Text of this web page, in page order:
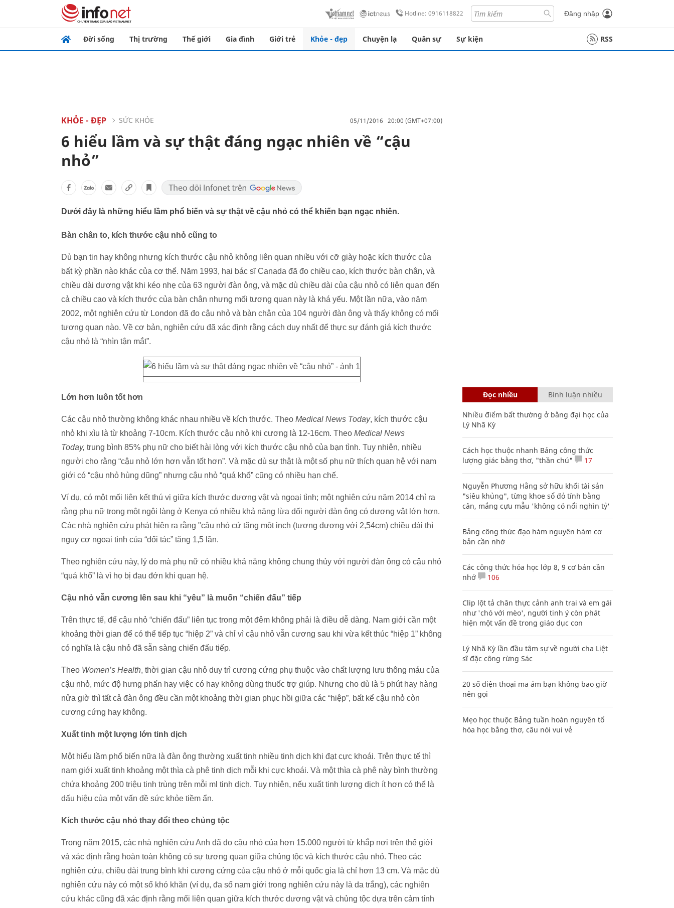
Hotline: 0916118822 Đăng nhập
Đời sống Thị trường Thế giới Gia đình Giới trẻ Khỏe - đẹp Chuyện lạ Quân sự Sự kiện RSS
KHỎE - ĐẸP SỨC KHỎE 05/11/2016 20:00 (GMT+07:00)
6 hiểu lầm và sự thật đáng ngạc nhiên về “cậu
nhỏ”
Dưới đây là những hiểu lầm phổ biến và sự thật về cậu nhỏ có thể khiến bạn ngạc nhiên.
Bàn chân to, kích thước cậu nhỏ cũng to
Dù bạn tin hay không nhưng kích thước cậu nhỏ không liên quan nhiều với cỡ giày hoặc kích thước của
bất kỳ phần nào khác của cơ thể. Năm 1993, hai bác sĩ Canada đã đo chiều cao, kích thước bàn chân, và
chiều dài dương vật khi kéo nhẹ của 63 người đàn ông, và mặc dù chiều dài của cậu nhỏ có liên quan đến
cả chiều cao và kích thước của bàn chân nhưng mối tương quan này là khá yếu. Một lần nữa, vào năm
2002, một nghiên cứu từ London đã đo cậu nhỏ và bàn chân của 104 người đàn ông và thấy không có mối
tương quan nào. Về cơ bản, nghiên cứu đã xác định rằng cách duy nhất để thực sự đánh giá kích thước
cậu nhỏ là “nhìn tận mắt”.
Lớn hơn luôn tốt hơn
Các cậu nhỏ thường không khác nhau nhiều về kích thước. Theo Medical News Today, kích thước cậu
nhỏ khi xìu là từ khoảng 7-10cm. Kích thước cậu nhỏ khi cương là 12-16cm. Theo Medical News
Today, trung bình 85% phụ nữ cho biết hài lòng với kích thước cậu nhỏ của bạn tình. Tuy nhiên, nhiều
người cho rằng “cậu nhỏ lớn hơn vẫn tốt hơn”. Và mặc dù sự thật là một số phụ nữ thích quan hệ với nam
giới có “cậu nhỏ hùng dũng” nhưng cậu nhỏ “quá khổ” cũng có nhiều hạn chế.
Ví dụ, có một mối liên kết thú vị giữa kích thước dương vật và ngoại tình; một nghiên cứu năm 2014 chỉ ra
rằng phụ nữ trong một ngôi làng ở Kenya có nhiều khả năng lừa dối người đàn ông có dương vật lớn hơn.
Các nhà nghiên cứu phát hiện ra rằng "cậu nhỏ cứ tăng một inch (tương đương với 2,54cm) chiều dài thì
nguy cơ ngoại tình của “đối tác” tăng 1,5 lần.
Theo nghiên cứu này, lý do mà phụ nữ có nhiều khả năng không chung thủy với người đàn ông có cậu nhỏ
“quá khổ” là vì họ bị đau đớn khi quan hệ.
Cậu nhỏ vẫn cương lên sau khi “yêu” là muốn “chiến đấu” tiếp
Trên thực tế, để cậu nhỏ “chiến đấu” liên tục trong một đêm không phải là điều dễ dàng. Nam giới cần một
khoảng thời gian để có thể tiếp tục “hiệp 2” và chỉ vì cậu nhỏ vẫn cương sau khi vừa kết thúc “hiệp 1” không
có nghĩa là cậu nhỏ đã sẵn sàng chiến đấu tiếp.
Theo Women’s Health, thời gian cậu nhỏ duy trì cương cứng phụ thuộc vào chất lượng lưu thông máu của
cậu nhỏ, mức độ hưng phấn hay việc có hay không dùng thuốc trợ giúp. Nhưng cho dù là 5 phút hay hàng
nửa giờ thì tất cả đàn ông đều cần một khoảng thời gian phục hồi giữa các “hiệp”, bất kể cậu nhỏ còn
cương cứng hay không.
Xuất tinh một lượng lớn tinh dịch
Một hiểu lầm phổ biến nữa là đàn ông thường xuất tinh nhiều tinh dịch khi đạt cực khoái. Trên thực tế thì
nam giới xuất tinh khoảng một thìa cà phê tinh dịch mỗi khi cực khoái. Và một thìa cà phê này bình thường
chứa khoảng 200 triệu tinh trùng trên mỗi ml tinh dịch. Tuy nhiên, nếu xuất tinh lượng dịch ít hơn có thể là
dấu hiệu của một vấn đề sức khỏe tiềm ẩn.
Kích thước cậu nhỏ thay đổi theo chủng tộc
Trong năm 2015, các nhà nghiên cứu Anh đã đo cậu nhỏ của hơn 15.000 người từ khắp nơi trên thế giới
và xác định rằng hoàn toàn không có sự tương quan giữa chủng tộc và kích thước cậu nhỏ. Theo các
nghiên cứu, chiều dài trung bình khi cương cứng của cậu nhỏ ở mỗi quốc gia là chỉ hơn 13 cm. Và mặc dù
nghiên cứu này có một số khó khăn (ví dụ, đa số nam giới trong nghiên cứu này là da trắng), các nghiên
cứu khác cũng đã xác định rằng mối liên quan giữa kích thước dương vật và chủng tộc dựa trên cảm tính
Đọc nhiều Bình luận nhiều
Nhiều điểm bất thường ở bằng đại học của
Lý Nhã Kỳ
Cách học thuộc nhanh Bảng công thức
lượng giác bằng thơ, "thần chú"
17
Nguyễn Phương Hằng sở hữu khối tài sản
"siêu khủng", từng khoe sổ đỏ tính bằng
cân, mắng cựu mẫu 'không có nổi nghìn tỷ'
Bảng công thức đạo hàm nguyên hàm cơ
bản cần nhớ
Các công thức hóa học lớp 8, 9 cơ bản cần
nhớ
106
Clip lột tả chân thực cảnh anh trai và em gái
như 'chó với mèo', người tinh ý còn phát
hiện một vấn đề trong giáo dục con
Lý Nhã Kỳ lần đầu tâm sự về người cha Liệt
sĩ đặc công rừng Sác
20 số điện thoại ma ám bạn không bao giờ
nên gọi
Mẹo học thuộc Bảng tuần hoàn nguyên tố
hóa học bằng thơ, câu nói vui vẻ